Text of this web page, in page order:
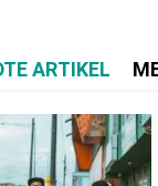
ARTIKEL